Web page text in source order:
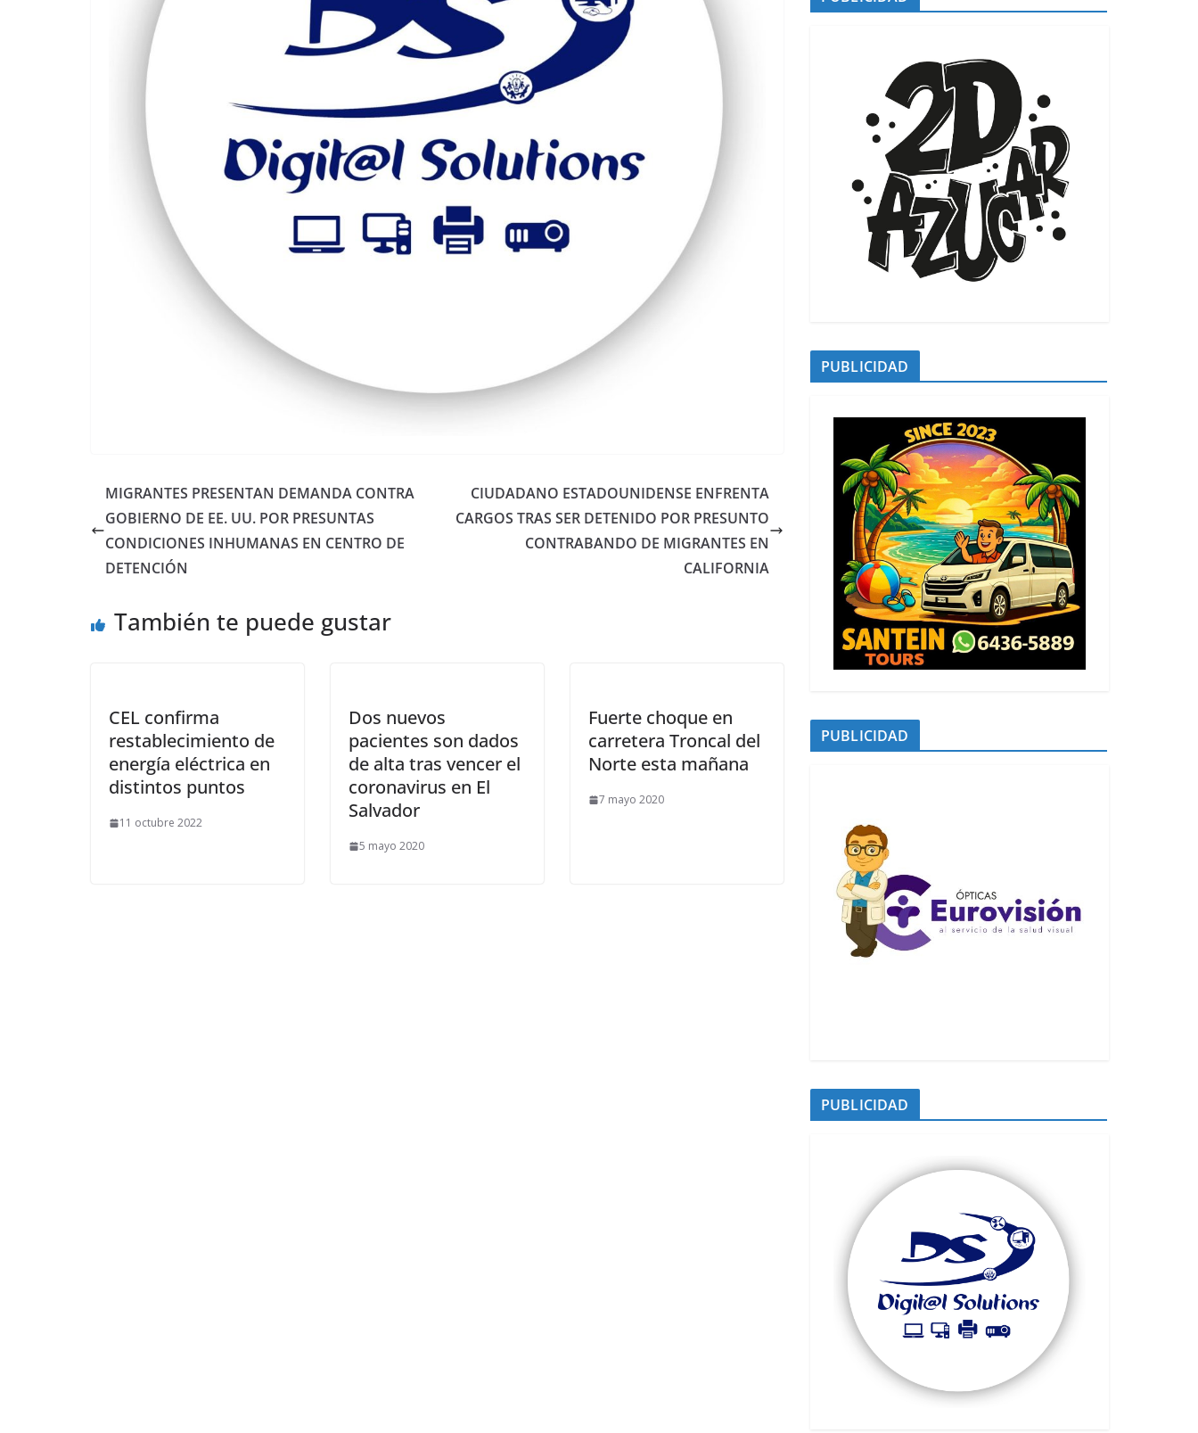
MIGRANTES PRESENTAN DEMANDA CONTRA
GOBIERNO DE EE. UU. POR PRESUNTAS
CONDICIONES INHUMANAS EN CENTRO DE
DETENCIÓN
CIUDADANO ESTADOUNIDENSE ENFRENTA
CARGOS TRAS SER DETENIDO POR PRESUNTO
CONTRABANDO DE MIGRANTES EN
CALIFORNIA
También te puede gustar
CEL confirma
restablecimiento de
energía eléctrica en
distintos puntos
11 octubre 2022
Dos nuevos
pacientes son dados
de alta tras vencer el
coronavirus en El
Salvador
5 mayo 2020
Fuerte choque en
carretera Troncal del
Norte esta mañana
7 mayo 2020
PUBLICIDAD
PUBLICIDAD
PUBLICIDAD